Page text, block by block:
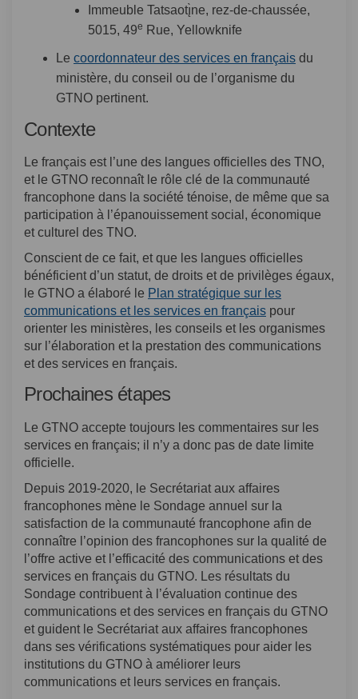
Immeuble Tatsaotı̨̀ne, rez-de-chaussée,
5015, 49e Rue, Yellowknife
Le coordonnateur des services en français(Liens
du
ministère, du conseil ou de l’organisme du
GTNO pertinent.
Contexte
Le français est l’une des langues officielles des TNO,
et le GTNO reconnaît le rôle clé de la communauté
francophone dans la société ténoise, de même que sa
participation à l’épanouissement social, économique
et culturel des TNO.
Conscient de ce fait, et que les langues officielles
bénéficient d’un statut, de droits et de privilèges égaux,
le GTNO a élaboré le Plan stratégique sur les
communications et les services en français(Liens externes)
pour
orienter les ministères, les conseils et les organismes
sur l’élaboration et la prestation des communications
et des services en français.
Prochaines étapes
Le GTNO accepte toujours les commentaires sur les
services en français; il n’y a donc pas de date limite
officielle.
Depuis 2019-2020, le Secrétariat aux affaires
francophones mène le Sondage annuel sur la
satisfaction de la communauté francophone afin de
connaître l’opinion des francophones sur la qualité de
l’offre active et l’efficacité des communications et des
services en français du GTNO. Les résultats du
Sondage contribuent à l’évaluation continue des
communications et des services en français du GTNO
et guident le Secrétariat aux affaires francophones
dans ses vérifications systématiques pour aider les
institutions du GTNO à améliorer leurs
communications et leurs services en français.